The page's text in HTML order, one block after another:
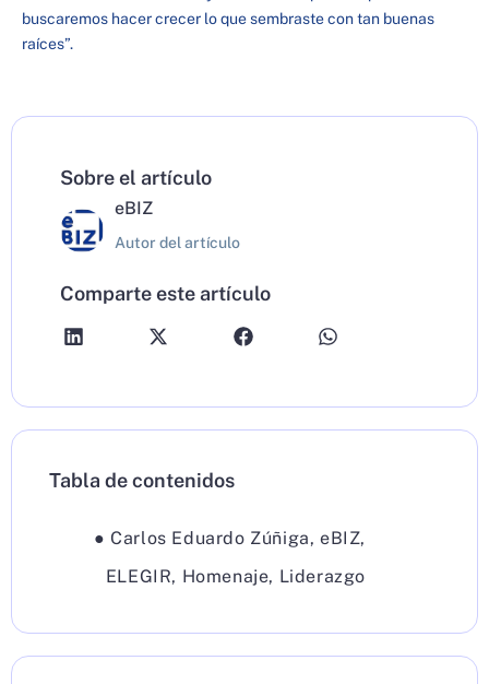
buscaremos hacer crecer lo que sembraste con tan buenas
raíces”.
Sobre el artículo
eBIZ
Autor del artículo
Comparte este artículo
Tabla de contenidos
● Carlos Eduardo Zúñiga, eBIZ,
ELEGIR, Homenaje, Liderazgo